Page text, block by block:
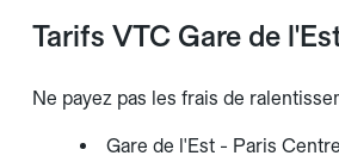
Tarifs VTC Gare de
Ne payez pas les frais de
Gare de l'Est - Paris